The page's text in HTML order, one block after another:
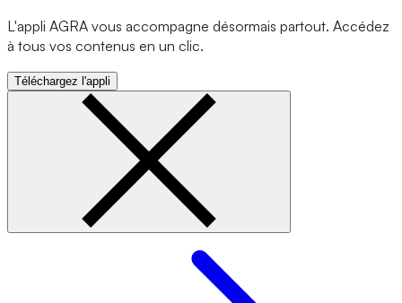
L'appli AGRA vous accompagne désormais partout. Accédez
à tous vos contenus en un clic.
Téléchargez l'appli